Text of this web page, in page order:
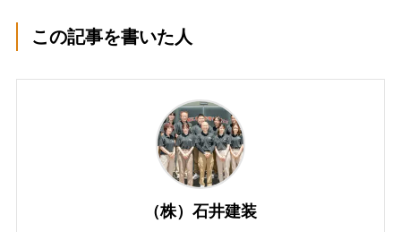
この記事を書いた人
（株）石井建装